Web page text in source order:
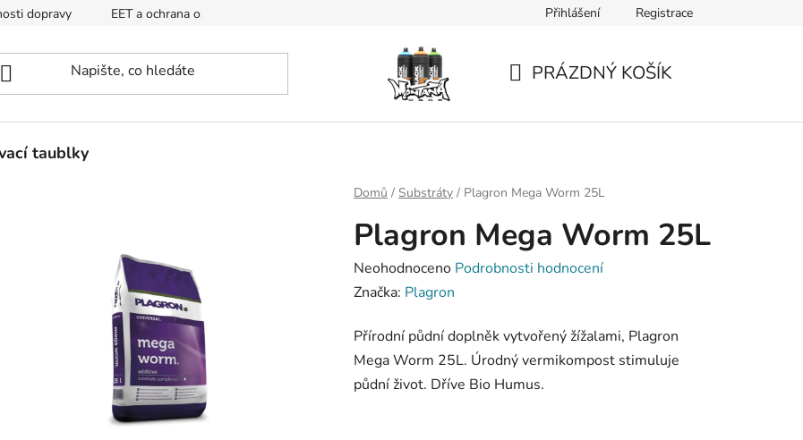
dopravy EET a ochrana osobních údajů Přihlášení Registrace
PRÁZDNÝ KOŠÍK
taublky
Domů / Substráty / Plagron Mega Worm 25L
Plagron Mega Worm 25L
Průměrné
hodnocení
je
0,0
z
Neohodnoceno Podrobnosti hodnocení
Značka: Plagron
Přírodní půdní doplněk vytvořený žížalami, Plagron
Mega Worm 25L. Úrodný vermikompost stimuluje
půdní život. Dříve Bio Humus.